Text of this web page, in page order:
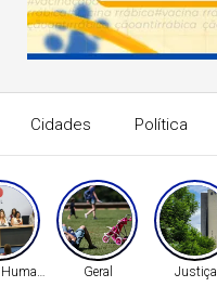
Cidades Política
Geral Justiça